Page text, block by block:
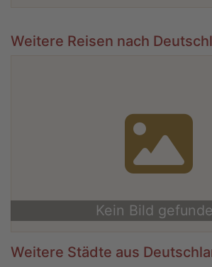
Weitere Reisen nach
Kein Bild
Weitere Städte aus